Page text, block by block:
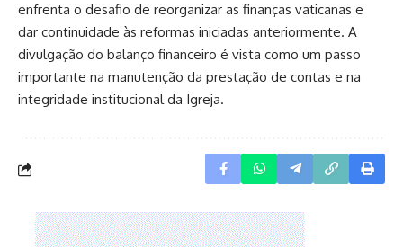
enfrenta o desafio de reorganizar as finanças vaticanas e
dar continuidade às reformas iniciadas anteriormente. A
divulgação do balanço financeiro é vista como um passo
importante na manutenção da prestação de contas e na
integridade institucional da Igreja.